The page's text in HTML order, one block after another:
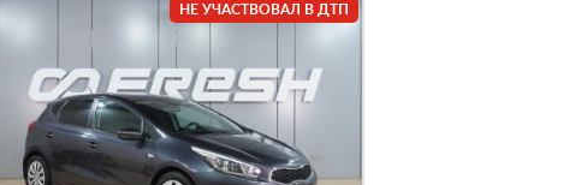
НЕ УЧАСТВОВАЛ В ДТП